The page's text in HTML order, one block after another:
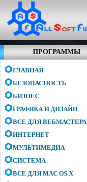
ПРОГРАММЫ
ГЛАВНАЯ
БЕЗОПАСНОСТЬ
БИЗНЕС
ГРАФИКА И ДИЗАЙН
ВСЕ ДЛЯ ВЕБМАСТЕРА
ИНТЕРНЕТ
МУЛЬТИМЕДИА
СИСТЕМА
ВСЕ ДЛЯ MAC OS X